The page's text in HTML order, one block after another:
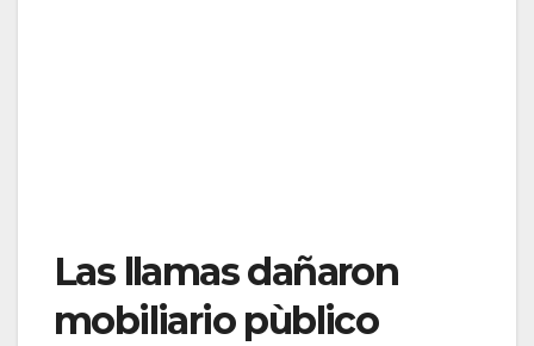
Las llamas dañaron
mobiliario pùblico